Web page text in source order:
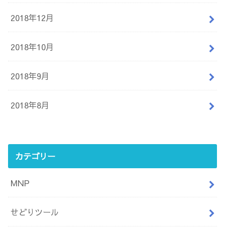
2018年12月
2018年10月
2018年9月
2018年8月
カテゴリー
MNP
せどりツール